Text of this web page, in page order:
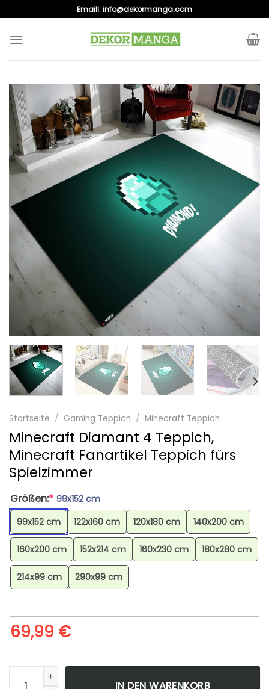
to
content
Emaill:info@dekormanga.com
Startseite / Gaming Teppich / Minecraft Teppich
Minecraft Diamant 4 Teppich,
Minecraft Fanartikel Teppich fürs
Spielzimmer
Größen:* 99x152 cm
99x152 cm
122x160 cm 120x180 cm 140x200 cm
160x200 cm 152x214 cm 160x230 cm 180x280 cm
214x99 cm 290x99 cm
69,99 €
Minecraft Diamant 4 Teppich, Minecraft Fanartikel Teppich
IN DEN WARENKORB